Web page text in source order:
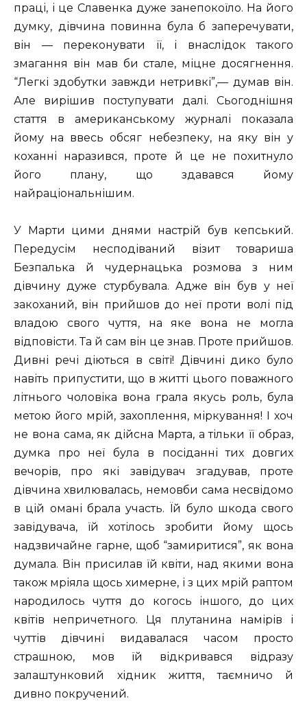
праці, і це Славенка дуже занепокоїло. На його
думку, дівчина повинна була б заперечувати,
він — переконувати її, і внаслідок такого
змагання він мав би стале, міцне досягнення.
“Легкі здобутки завжди нетривкі”,— думав він.
Але вирішив поступувати далі. Сьогоднішня
стаття в американському журналі показала
йому на ввесь обсяг небезпеку, на яку він у
коханні наразився, проте й це не похитнуло
його плану, що здавався йому
найраціональнішим.
У Марти цими днями настрій був кепський.
Передусім несподіваний візит товариша
Безпалька й чудернацька розмова з ним
дівчину дуже стурбувала. Адже він був у неї
закоханий, він прийшов до неї проти волі під
владою свого чуття, на яке вона не могла
відповісти. Та й сам він це знав. Проте прийшов.
Дивні речі діються в світі! Дівчині дико було
навіть припустити, що в житті цього поважного
літнього чоловіка вона грала якусь роль, була
метою його мрій, захоплення, міркування! І хоч
не вона сама, як дійсна Марта, а тільки її образ,
думка про неї була в посіданні тих довгих
вечорів, про які завідувач згадував, проте
дівчина хвилювалась, немовби сама несвідомо
в цій омані брала участь. Їй було шкода свого
завідувача, їй хотілось зробити йому щось
надзвичайне гарне, щоб “замиритися”, як вона
думала. Він присилав їй квіти, над якими вона
також мріяла щось химерне, і з цих мрій раптом
народилось чуття до когось іншого, до цих
квітів непричетного. Ця плутанина намірів і
чуттів дівчині видавалася часом просто
страшною, мов їй відкривався відразу
залаштунковий хідник життя, таємничо й
дивно покручений.